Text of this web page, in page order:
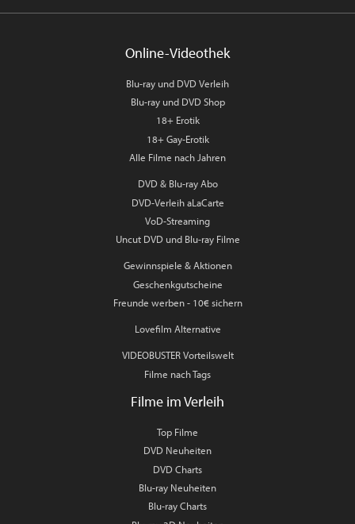
Online-Videothek
Blu-ray und DVD Verleih
Blu-ray und DVD Shop
18+ Erotik
18+ Gay-Erotik
Alle Filme nach Jahren
DVD & Blu-ray Abo
DVD-Verleih aLaCarte
VoD-Streaming
Uncut DVD und Blu-ray Filme
Gewinnspiele & Aktionen
Geschenkgutscheine
Freunde werben - 10€ sichern
Lovefilm Alternative
VIDEOBUSTER Vorteilswelt
Filme nach Tags
Filme im Verleih
Top Filme
DVD Neuheiten
DVD Charts
Blu-ray Neuheiten
Blu-ray Charts